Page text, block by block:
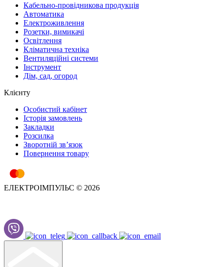
Кабельно-провідникова продукція
Автоматика
Електроживлення
Розетки, вимикачі
Освітлення
Кліматична техніка
Вентиляційні системи
Інструмент
Дім, сад, огород
Клієнту
Особистий кабінет
Історія замовлень
Закладки
Розсилка
Зворотній зв’язок
Повернення товару
ЕЛЕКТРОІМПУЛЬС © 2026